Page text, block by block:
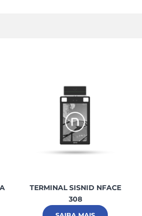
TERMINAL SISNID NFACE
308